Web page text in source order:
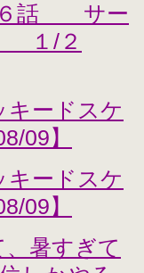
６話 サー
１/２
キードスケ
09】
キードスケ
09】
、暑すぎて